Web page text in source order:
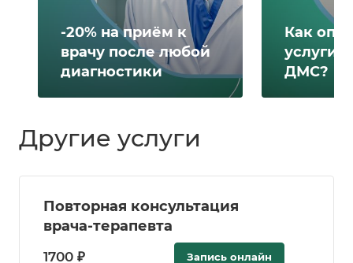
-20% на приём к
врачу после любой
диагностики
Как
услуги
ДМС?
Другие услуги
Повторная консультация
врача-терапевта
1700 ₽ Запись онлайн